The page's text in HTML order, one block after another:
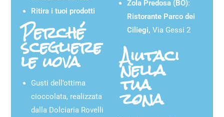
Ritira i tuoi prodotti
Perché
scegliere
le uova
Gusti dell’ottima
cioccolata, realizzata
dalla Dolciaria Rovelli
Zola Predosa (BO):
Ristorante Parco dei
Ciliegi, Via Gessi 2
Aiutaci
nella
tua
zona